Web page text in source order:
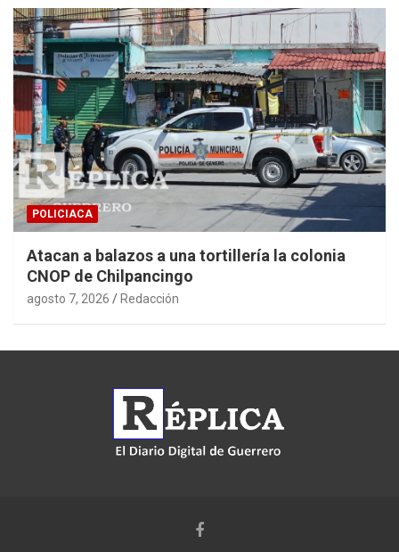
POLICIACA
Atacan a balazos a una tortillería la colonia
CNOP de Chilpancingo
agosto 7, 2026 Redacción